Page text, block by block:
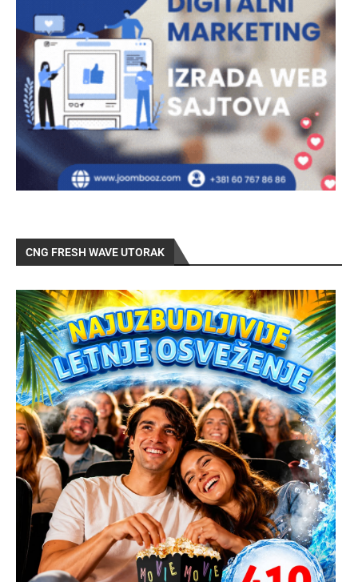
CNG FRESH WAVE UTORAK